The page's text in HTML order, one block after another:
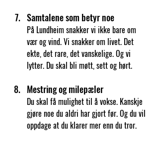
Samtalene som betyr noe
På Lundheim snakker vi ikke bare om
vær og vind. Vi snakker om livet. Det
ekte, det rare, det vanskelige. Og vi
lytter. Du skal bli møtt, sett og hørt.
Mestring og milepæler
Du skal få mulighet til å vokse. Kanskje
gjøre noe du aldri har gjort før. Og du vil
oppdage at du klarer mer enn du tror.